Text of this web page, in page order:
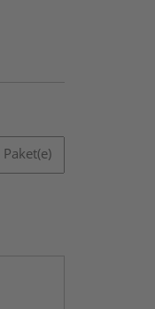
Paket(e)